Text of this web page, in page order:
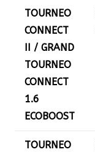
TOURNEO
CONNECT
II / GRAND
TOURNEO
CONNECT
1.6
ECOBOOST
TOURNEO